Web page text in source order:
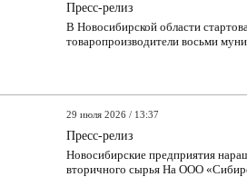
Пресс-релиз
В Новосибирской области
товаропроизводители восьми
29 июля 2026 / 13:37
Пресс-релиз
Новосибирские предприятия
вторичного сырья На ООО